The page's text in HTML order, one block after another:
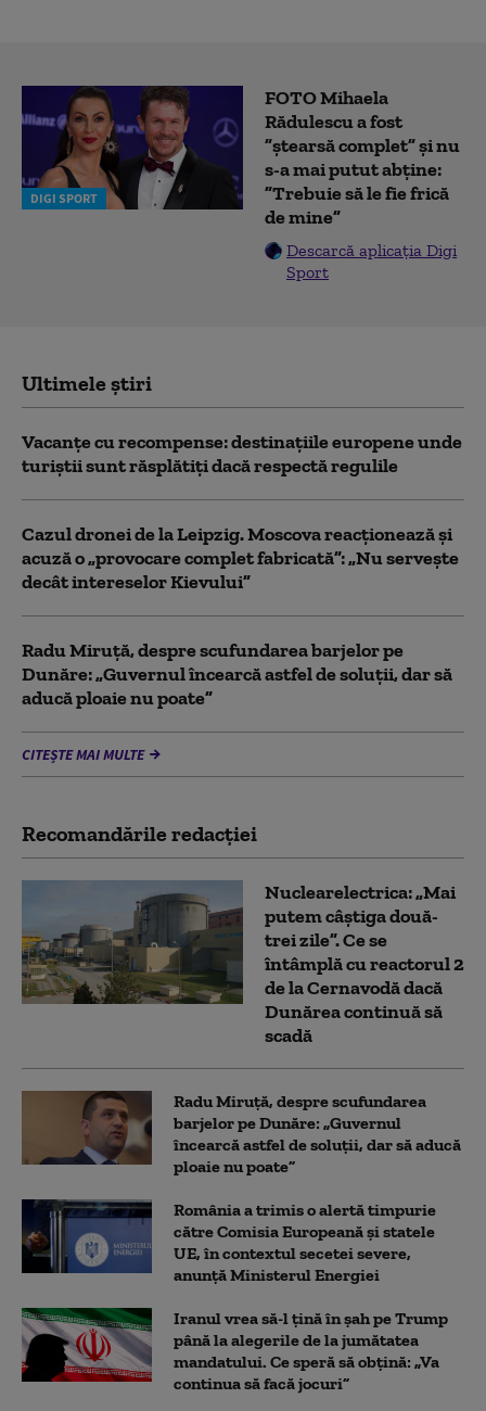
DIGI SPORT
FOTO Mihaela
Rădulescu a fost
”ștearsă complet” și nu
s-a mai putut abține:
”Trebuie să le fie frică
de mine”
Descarcă aplicația Digi
Sport
Ultimele știri
Vacanțe cu recompense: destinațiile europene unde
turiștii sunt răsplătiți dacă respectă regulile
Cazul dronei de la Leipzig. Moscova reacționează și
acuză o „provocare complet fabricată”: „Nu serveşte
decât intereselor Kievului”
Radu Miruță, despre scufundarea barjelor pe
Dunăre: „Guvernul încearcă astfel de soluții, dar să
aducă ploaie nu poate”
CITEȘTE MAI MULTE
Recomandările redacţiei
Nuclearelectrica: „Mai
putem câștiga două-
trei zile”. Ce se
întâmplă cu reactorul 2
de la Cernavodă dacă
Dunărea continuă să
scadă
Radu Miruță, despre scufundarea
barjelor pe Dunăre: „Guvernul
încearcă astfel de soluții, dar să aducă
ploaie nu poate”
România a trimis o alertă timpurie
către Comisia Europeană și statele
UE, în contextul secetei severe,
anunță Ministerul Energiei
Iranul vrea să-l țină în șah pe Trump
până la alegerile de la jumătatea
mandatului. Ce speră să obțină: „Va
continua să facă jocuri”